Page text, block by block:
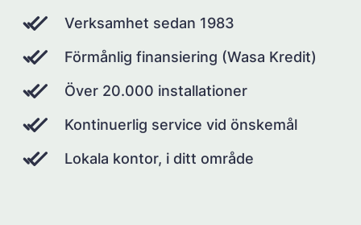
Verksamhet sedan 1983
Förmånlig finansiering (Wasa Kredit)
Över 20.000 installationer
Kontinuerlig service vid önskemål
Lokala kontor, i ditt område